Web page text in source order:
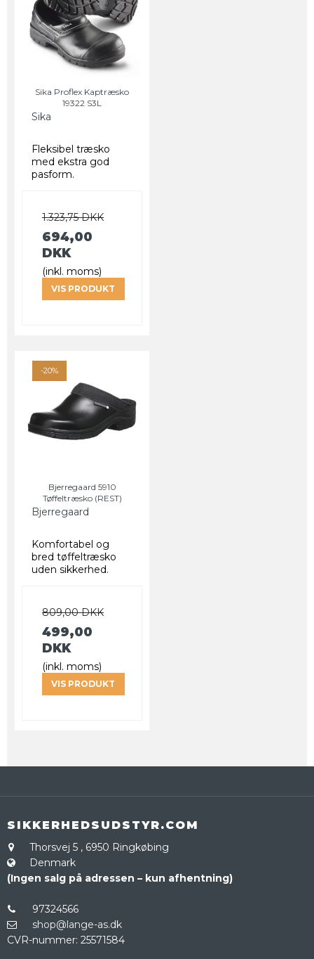
Sika Proflex Kaptræsko
19322 S3L
Sika
Fleksibel træsko
med ekstra god
pasform.
1.323,75 DKK
694,00
DKK
(inkl. moms)
VIS PRODUKT
-20%
Bjerregaard 5910
Tøffeltræsko (REST)
Bjerregaard
Komfortabel og
bred tøffeltræsko
uden sikkerhed.
809,00 DKK
499,00
DKK
(inkl. moms)
VIS PRODUKT
SIKKERHEDSUDSTYR.COM
Thorsvej 5 , 6950 Ringkøbing
Denmark
(Ingen salg på adressen – kun afhentning)
97324566
shop@lange-as.dk
CVR-nummer: 25571584